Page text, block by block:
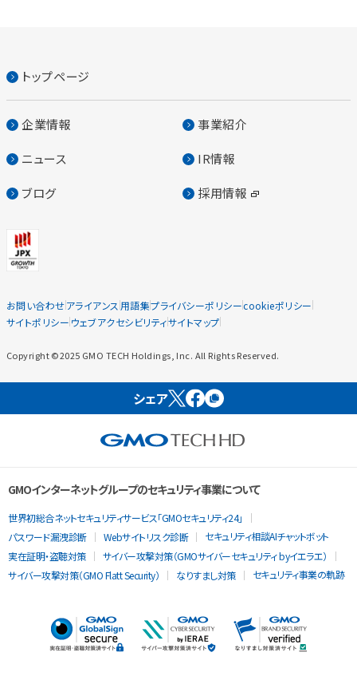
トップページ
企業情報 事業紹介
ニュース IR情報
ブログ 採用情報
お問い合わせアライアンス 用語集プライバシーポリシーcookieポリシー
サイトポリシー ウェブアクセシビリティサイトマップ
Copyright ©2025 GMO TECH Holdings, Inc. All Rights Reserved.
シェア
GMOインターネットグループのセキュリティ事業について
世界初総合ネットセキュリティサービス「GMOセキュリティ24」
パスワード漏洩診断
Webサイトリスク診断
セキュリティ相談AIチャットボット
実在証明・盗聴対策
サイバー攻撃対策（GMOサイバーセキュリティ byイエラエ）
サイバー攻撃対策（GMO Flatt Security）
なりすまし対策 セキュリティ事業の軌跡